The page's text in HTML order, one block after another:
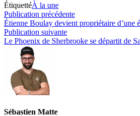
ÉtiquettéÀ la une
Navigation
de
l’article
Publication précédentePublication
précédente :
Étienne Boulay devient propriétaire d’une
Publication suivantePublication
suivante :
Le Phoenix de Sherbrooke se départit de
Sébastien Matte